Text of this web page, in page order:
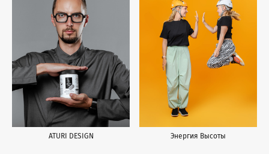
ATURI DESIGN Энергия Высоты